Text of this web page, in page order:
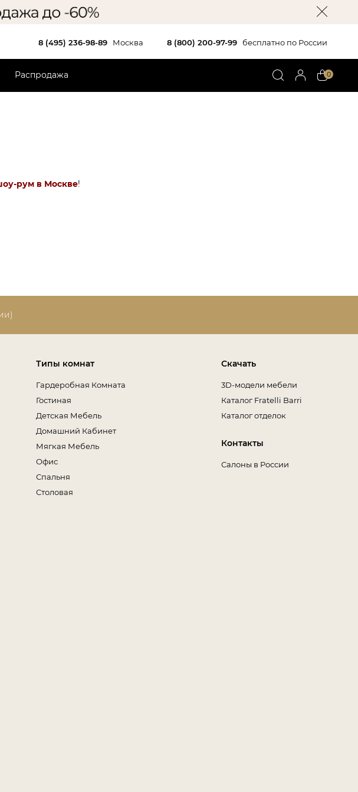
8 (495) 236-98-89 Москва 8 (800) 200-97-99 бесплатно по России
Распродажа 0
рум в Москве!
Типы комнат
Гардеробная Комната
Гостиная
Детская Мебель
Домашний Кабинет
Мягкая Мебель
Офис
Спальня
Столовая
Скачать
3D-модели мебели
Каталог Fratelli Barri
Каталог отделок
Контакты
Салоны в России